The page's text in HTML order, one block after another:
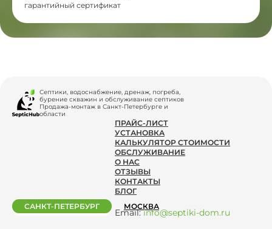
гарантийный сертификат
Септики, водоснабжение, дренаж, погреба,
бурение скважин и обслуживание септиков
Продажа-монтаж в Санкт-Петербурге и
области
ПРАЙС-ЛИСТ
УСТАНОВКА
КАЛЬКУЛЯТОР СТОИМОСТИ
ОБСЛУЖИВАНИЕ
О НАС
ОТЗЫВЫ
КОНТАКТЫ
БЛОГ
Email:info@septiki-dom.ru
САНКТ-ПЕТЕРБУРГ МОСКВА